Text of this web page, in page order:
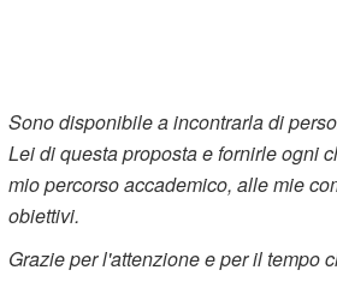
Sono disponibile a incontrarla di
Lei di questa proposta e fornirle ogni
mio percorso accademico, alle mie
obiettivi.
Grazie per l'attenzione e per il tempo